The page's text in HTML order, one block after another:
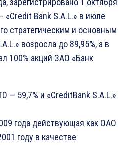
«Credit Bank S.A.L.» в июле
стратегическим и основным
возросла до 89,95%, а в
100% акций ЗАО «Банк
— 59,7% и «CreditBank S.A.L.»
года действующая как ОАО
году в качестве